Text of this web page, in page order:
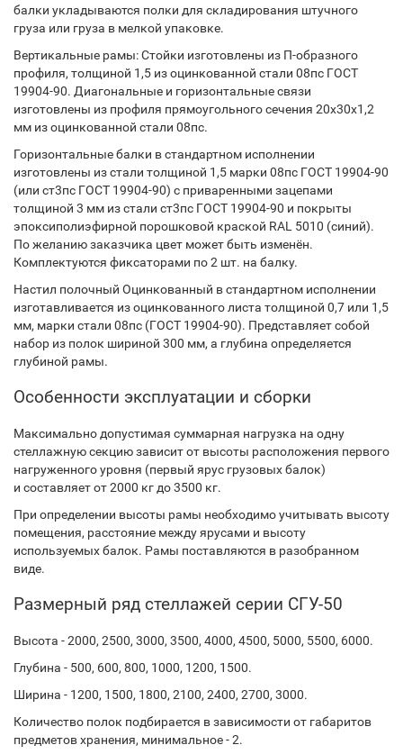
балки укладываются полки для складирования штучного
груза или груза в мелкой упаковке.
Вертикальные рамы: Стойки изготовлены из П-образного
профиля, толщиной 1,5 из оцинкованной стали 08пс ГОСТ
19904-90. Диагональные и горизонтальные связи
изготовлены из профиля прямоугольного сечения 20х30х1,2
мм из оцинкованной стали 08пс.
Горизонтальные балки в стандартном исполнении
изготовлены из стали толщиной 1,5 марки 08пс ГОСТ 19904-90
(или ст3пс ГОСТ 19904-90) с приваренными зацепами
толщиной 3 мм из стали ст3пс ГОСТ 19904-90 и покрыты
эпоксиполиэфирной порошковой краской RAL 5010 (синий).
По желанию заказчика цвет может быть изменён.
Комплектуются фиксаторами по 2 шт. на балку.
Настил полочный Оцинкованный в стандартном исполнении
изготавливается из оцинкованного листа толщиной 0,7 или 1,5
мм, марки стали 08пс (ГОСТ 19904-90). Представляет собой
набор из полок шириной 300 мм, а глубина определяется
глубиной рамы.
Особенности эксплуатации и сборки
Максимально допустимая суммарная нагрузка на одну
стеллажную секцию зависит от высоты расположения первого
нагруженного уровня (первый ярус грузовых балок)
и составляет от 2000 кг до 3500 кг.
При определении высоты рамы необходимо учитывать высоту
помещения, расстояние между ярусами и высоту
используемых балок. Рамы поставляются в разобранном
виде.
Размерный ряд стеллажей серии СГУ-50
Высота - 2000, 2500, 3000, 3500, 4000, 4500, 5000, 5500, 6000.
Глубина - 500, 600, 800, 1000, 1200, 1500.
Ширина - 1200, 1500, 1800, 2100, 2400, 2700, 3000.
Количество полок подбирается в зависимости от габаритов
предметов хранения, минимальное - 2.